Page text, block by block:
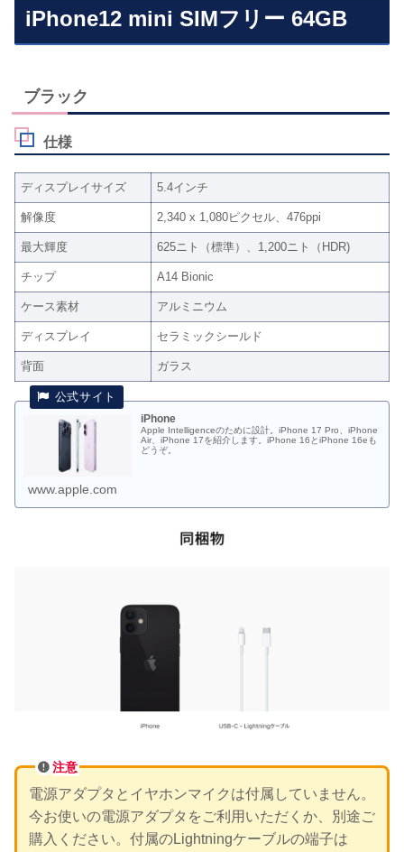
iPhone12 mini SIMフリー 64GB
ブラック
仕様
ディスプレイサイズ 5.4インチ
解像度 2,340 x 1,080ピクセル、476ppi
最大輝度 625ニト（標準）、1,200ニト（HDR)
チップ A14 Bionic
ケース素材 アルミニウム
ディスプレイ セラミックシールド
背面 ガラス
iPhone
Apple Intelligenceのために設計。iPhone 17 Pro、iPhone
Air、iPhone 17を紹介します。iPhone 16とiPhone 16eも
どうぞ。
www.apple.com
注意
電源アダプタとイヤホンマイクは付属していません。
今お使いの電源アダプタをご利用いただくか、別途ご
購入ください。付属のLightningケーブルの端子は